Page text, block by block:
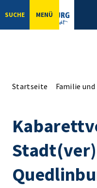
SUCHE MENÜ
Startseite Familie und